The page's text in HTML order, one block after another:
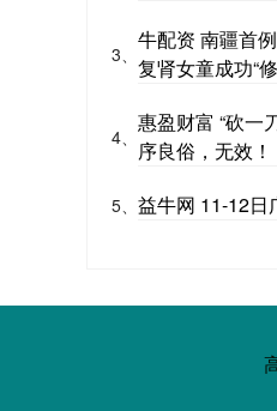
3、
牛配资 南疆首
复肾女童成功“
4、
惠盈财富 “砍一
序良俗，无效！
5、 益牛网 11-12日